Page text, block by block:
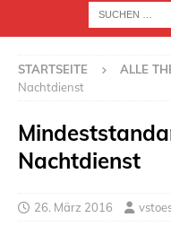
STARTSEITE ALLE
Nachtdienst
Nachtdienst
26. März 2016